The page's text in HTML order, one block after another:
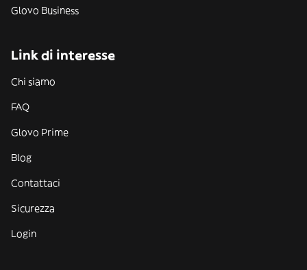
Glovo Business
Link di interesse
Chi siamo
FAQ
Glovo Prime
Blog
Contattaci
Sicurezza
Login